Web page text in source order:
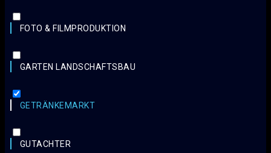
FOTO & FILMPRODUKTION
GARTEN LANDSCHAFTSBAU
GETRÄNKEMARKT
GUTACHTER